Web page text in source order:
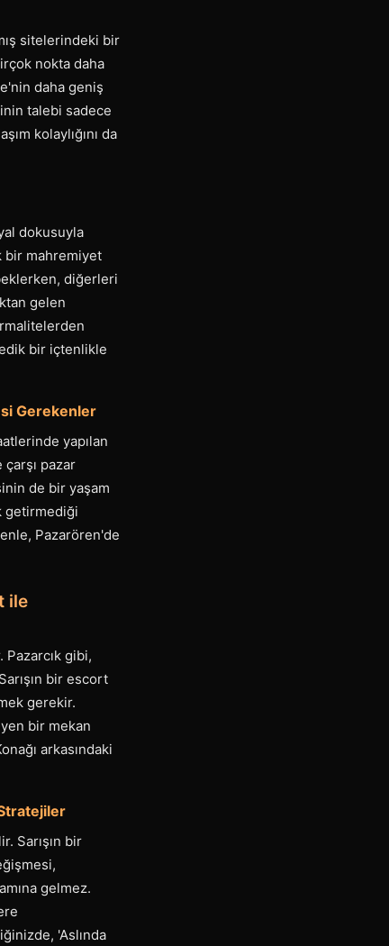
sitelerindeki bir
nokta daha
daha geniş
talebi sadece
kolaylığını da
dokusuyla
bir mahremiyet
diğerleri
gelen
bir içtenlikle
Gerekenler
yapılan
pazar
de bir yaşam
getirmediği
Pazarören'de
ile
gibi,
bir escort
gerekir.
bir mekan
arkasındaki
Sarışın bir
gelmez.
'Aslında